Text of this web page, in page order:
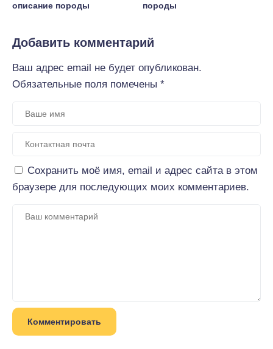
описание породы
породы
Добавить комментарий
Ваш адрес email не будет опубликован.
Обязательные поля помечены *
Сохранить моё имя, email и адрес сайта в этом
браузере для последующих моих комментариев.